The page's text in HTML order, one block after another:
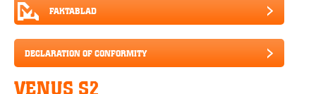
FAKTABLAD
DECLARATION OF CONFORMITY
VENUS S2